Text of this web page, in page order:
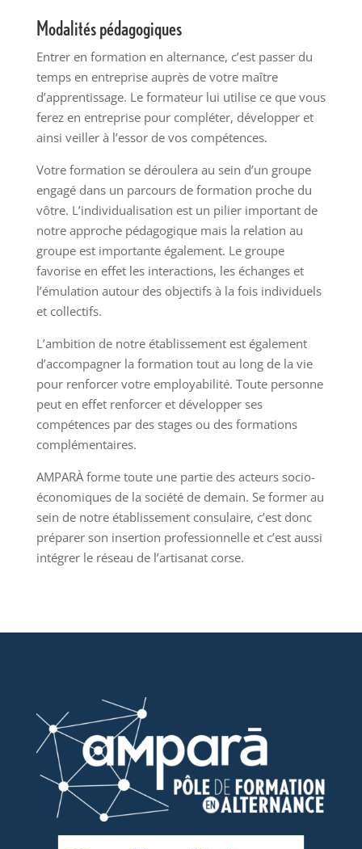
Modalités pédagogiques
Entrer en formation en alternance, c’est passer du
temps en entreprise auprès de votre maître
d’apprentissage. Le formateur lui utilise ce que vous
ferez en entreprise pour compléter, développer et
ainsi veiller à l’essor de vos compétences.
Votre formation se déroulera au sein d’un groupe
engagé dans un parcours de formation proche du
vôtre. L’individualisation est un pilier important de
notre approche pédagogique mais la relation au
groupe est importante également. Le groupe
favorise en effet les interactions, les échanges et
l’émulation autour des objectifs à la fois individuels
et collectifs.
L’ambition de notre établissement est également
d’accompagner la formation tout au long de la vie
pour renforcer votre employabilité. Toute personne
peut en effet renforcer et développer ses
compétences par des stages ou des formations
complémentaires.
AMPARÀ forme toute une partie des acteurs socio-
économiques de la société de demain. Se former au
sein de notre établissement consulaire, c’est donc
préparer son insertion professionnelle et c’est aussi
intégrer le réseau de l’artisanat corse.